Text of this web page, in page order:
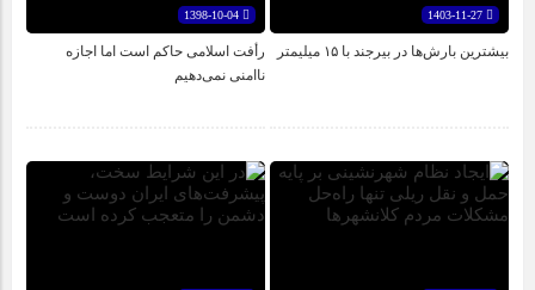
اپلیکیشن «جعبه شادی کودکان»، محصول جدید سازمان فضای
مجازی سراج مرکز خراسان جنوبی، با هدف ارائه محتوای دیجیتال
ایمن، آموزنده و جذاب برای رده سنی کودک منتشر شد.
نمایشگاه ایران و افغانستان در بیرجند؛ گام بلند توسعه اقتصادی +
تصاویر
1403-11-27
بیشترین بارش‌ها در بیرجند با ۱۵ میلیمتر
رأفت اسلامی حاکم است اما اجازه
ناامنی نمی‌دهیم